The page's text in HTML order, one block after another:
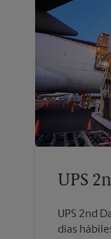
UPS
UPS 2nd
días